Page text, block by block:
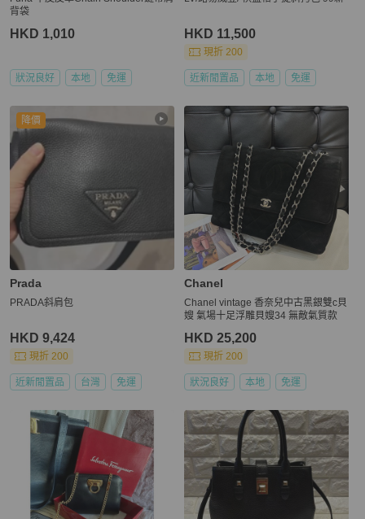
背袋
HKD 1,010
狀況良好 本地 免運
HKD 11,500
現折 200
近新閒置品 本地 免運
降價
Prada
PRADA斜肩包
HKD 9,424
現折 200
近新閒置品 台灣 免運
Chanel
Chanel vintage 香奈兒中古黑銀雙c貝
嫂 氣場十足浮雕貝嫂34 無敵氣質款
HKD 25,200
現折 200
狀況良好 本地 免運